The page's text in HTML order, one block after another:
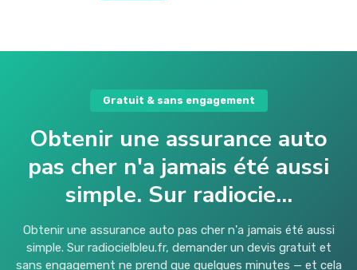
Gratuit & sans engagement
Obtenir une assurance auto
pas cher n'a jamais été aussi
simple. Sur radiocie...
Obtenir une assurance auto pas cher n'a jamais été aussi
simple. Sur radiocielbleu.fr, demander un devis gratuit et
sans engagement ne prend que quelques minutes — et cela